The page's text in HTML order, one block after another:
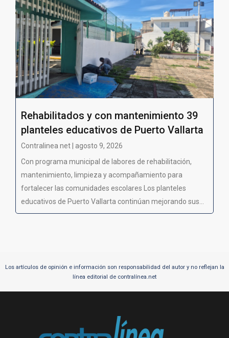
Rehabilitados y con mantenimiento 39
planteles educativos de Puerto Vallarta
Contralinea net | agosto 9, 2026
Con programa municipal de labores de rehabilitación,
mantenimiento, limpieza y acompañamiento para
fortalecer las comunidades escolares Los planteles
educativos de Puerto Vallarta continúan mejorando sus...
Los artículos de opinión e información son responsabilidad del autor y no reflejan la
línea editorial de contralínea.net